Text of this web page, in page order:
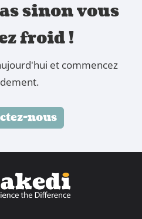
sinon vous
froid !
et commencez
nous